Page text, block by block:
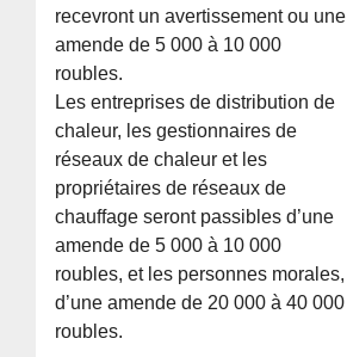
recevront un avertissement ou une
amende de 5 000 à 10 000
roubles.
Les entreprises de distribution de
chaleur, les gestionnaires de
réseaux de chaleur et les
propriétaires de réseaux de
chauffage seront passibles d’une
amende de 5 000 à 10 000
roubles, et les personnes morales,
d’une amende de 20 000 à 40 000
roubles.